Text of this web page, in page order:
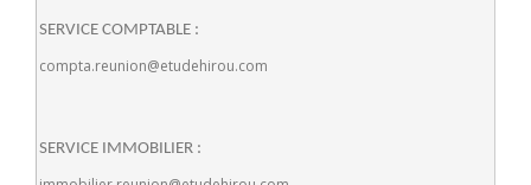
SERVICE COMPTABLE :
compta.reunion@etudehirou.com
SERVICE IMMOBILIER :